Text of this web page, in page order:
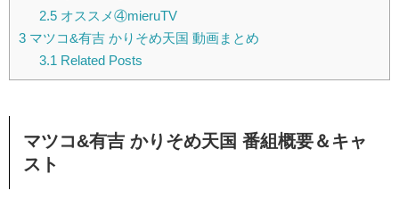
2.5オススメ④mieruTV
3 マツコ&有吉 かりそめ天国 動画まとめ
3.1 Related Posts
マツコ&有吉 かりそめ天国 番組概要＆キャ
スト